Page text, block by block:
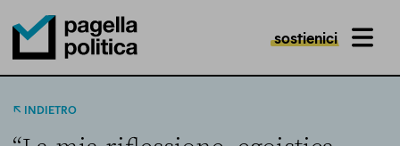
Pagella Politica Logo
sostienici MENU
INDIETRO